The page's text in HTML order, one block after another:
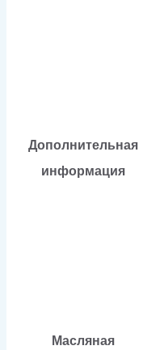
Дополнительная
информация
Масляная